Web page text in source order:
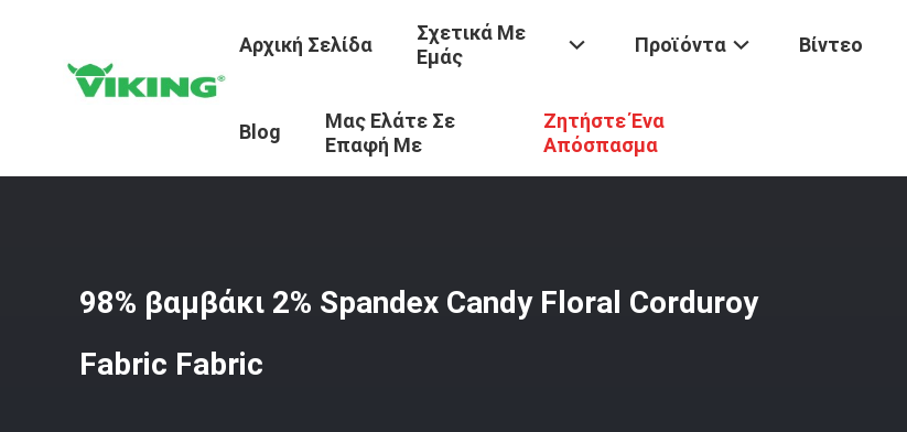
Αρχική Σελίδα
Σχετικά Με
Εμάς
Προϊόντα Βίντεο
Blog
Μας Ελάτε Σε
Επαφή Με
Ζητήστε Ένα
Απόσπασμα
Προϊόντα Υφάσματα Από Κορδόνι 98% Βαμβάκι 2% Spandex Candy Floral Corduroy Fabric Fabric
98% βαμβάκι 2% Spandex Candy Floral Corduroy
Fabric Fabric